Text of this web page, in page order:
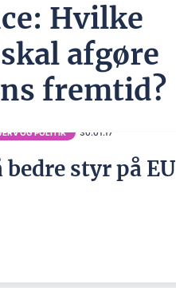
Hvilke
afgøre
fremtid?
OG POLITIK 30.01.17
bedre styr på EU